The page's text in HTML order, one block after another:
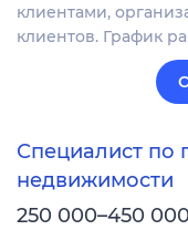
клиентами,
клиентов. График
Специалист по
недвижимости
250 000–450